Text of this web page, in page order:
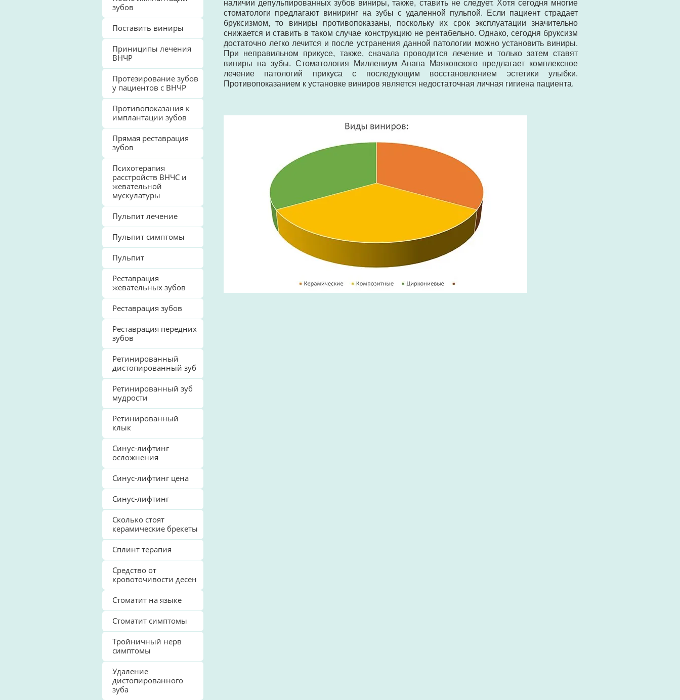
зубов
Поставить виниры
Приниципы лечения
ВНЧР
Протезирование зубов
у пациентов с ВНЧР
Противопоказания к
имплантации зубов
Прямая реставрация
зубов
Психотерапия
расстройств ВНЧС и
жевательной
мускулатуры
Пульпит лечение
Пульпит симптомы
Пульпит
Реставрация
жевательных зубов
Реставрация зубов
Реставрация передних
зубов
Ретинированный
дистопированный зуб
Ретинированный зуб
мудрости
Ретинированный
клык
Синус-лифтинг
осложнения
Синус-лифтинг цена
Синус-лифтинг
Сколько стоят
керамические брекеты
Сплинт терапия
Средство от
кровоточивости десен
Стоматит на языке
Стоматит симптомы
Тройничный нерв
симптомы
Удаление
дистопированного
зуба
наличии депульпированных зубов виниры, также, ставить не следует. Хотя сегодня многие
стоматологи предлагают виниринг на зубы с удаленной пульпой. Если пациент страдает
бруксизмом, то виниры противопоказаны, поскольку их срок эксплуатации значительно
снижается и ставить в таком случае конструкцию не рентабельно. Однако, сегодня бруксизм
достаточно легко лечится и после устранения данной патологии можно установить виниры.
При неправильном прикусе, также, сначала проводится лечение и только затем ставят
виниры на зубы. Стоматология Миллениум Анапа Маяковского предлагает комплексное
лечение патологий прикуса с последующим восстановлением эстетики улыбки.
Противопоказанием к установке виниров является недостаточная личная гигиена пациента.